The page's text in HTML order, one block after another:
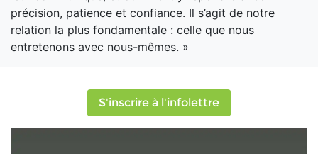
précision, patience et confiance. Il s’agit de notre
relation la plus fondamentale : celle que nous
entretenons avec nous-mêmes. »
S'inscrire à l'infolettre